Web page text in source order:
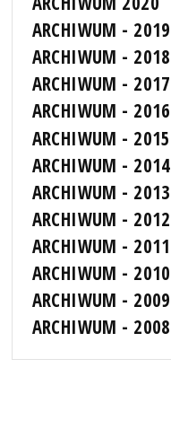
ARCHIWUM - 2019
ARCHIWUM - 2018
ARCHIWUM - 2017
ARCHIWUM - 2016
ARCHIWUM - 2015
ARCHIWUM - 2014
ARCHIWUM - 2013
ARCHIWUM - 2012
ARCHIWUM - 2011
ARCHIWUM - 2010
ARCHIWUM - 2009
ARCHIWUM - 2008